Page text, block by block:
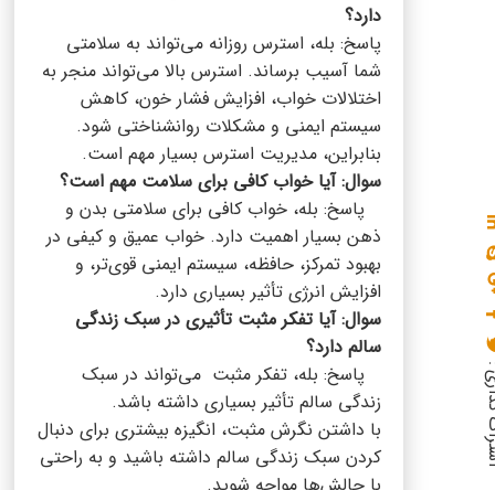
دارد؟
پاسخ: بله، استرس روزانه می‌تواند به سلامتی
شما آسیب برساند. استرس بالا می‌تواند منجر به
اختلالات خواب، افزایش فشار خون، کاهش
سیستم ایمنی و مشکلات روانشناختی شود.
بنابراین، مدیریت استرس بسیار مهم است.
سوال: آیا خواب کافی برای سلامت مهم است؟
پاسخ: بله، خواب کافی برای سلامتی بدن و
ذهن بسیار اهمیت دارد. خواب عمیق و کیفی در
بهبود تمرکز، حافظه، سیستم ایمنی قوی‌تر، و
افزایش انرژی تأثیر بسیاری دارد.
سوال: آیا تفکر مثبت تأثیری در سبک زندگی
سالم دارد؟
پاسخ: بله، تفکر مثبت می‌تواند در سبک
زندگی سالم تأثیر بسیاری داشته باشد.
با داشتن نگرش مثبت، انگیزه بیشتری برای دنبال
کردن سبک زندگی سالم داشته باشید و به راحتی
: